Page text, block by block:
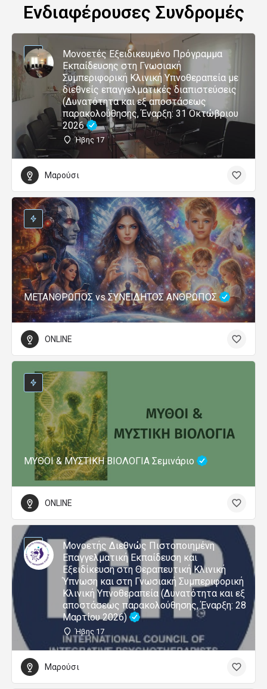
Ενδιαφέρουσες Συνδρομές
Μονοετές Εξειδικευμένο Πρόγραμμα
Εκπαίδευσης στη Γνωσιακή
Συμπεριφορική Κλινική Υπνοθεραπεία με
διεθνείς επαγγελματικές διαπιστεύσεις
(Δυνατότητα και εξ αποστάσεως
παρακολούθησης, Έναρξη: 31 Οκτώβριου
2026
Ήβης 17
Μαρούσι
ΜΕΤΑΝΘΡΩΠΟΣ vs ΣΥΝΕΙΔΗΤΟΣ ΑΝΘΡΩΠΟΣ
ONLINE
ΜΥΘΟΙ & ΜΥΣΤΙΚΗ ΒΙΟΛΟΓΙΑ Σεμινάριο
ONLINE
Μονοετής Διεθνώς Πιστοποιημένη
Επαγγελματική Εκπαίδευση και
Εξειδίκευση στη Θεραπευτική Κλινική
Ύπνωση και στη Γνωσιακή Συμπεριφορική
Κλινική Υπνοθεραπεία (Δυνατότητα και εξ
αποστάσεως παρακολούθησης, Έναρξη: 28
Μαρτίου 2026)
Ήβης 17
Μαρούσι